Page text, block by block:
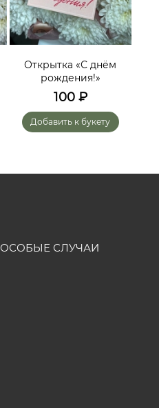
Открытка «С днём
рождения!»
100₽
Добавить к букету
ОСОБЫЕ СЛУЧАИ